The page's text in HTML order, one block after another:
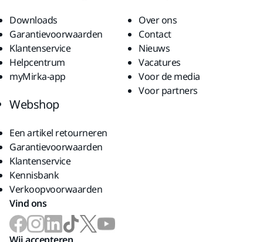
Downloads
Garantievoorwaarden
Klantenservice
Helpcentrum
myMirka-app
Over ons
Contact
Nieuws
Vacatures
Voor de media
Voor partners
Webshop
Een artikel retourneren
Garantievoorwaarden
Klantenservice
Kennisbank
Verkoopvoorwaarden
Vind ons